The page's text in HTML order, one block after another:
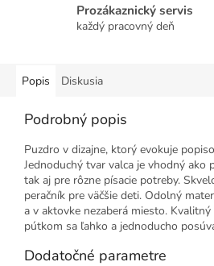
Prozákaznický servis
každý pracovný deň
Popis Diskusia
Podrobný popis
Puzdro v dizajne, ktorý evokuje
Jednoduchý tvar valca je vhodný ako
tak aj pre rôzne písacie potreby.
peračník pre väčšie deti. Odolný
a v aktovke nezaberá miesto.
pútkom sa ľahko a jednoducho
Dodatočné parametre